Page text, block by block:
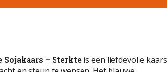
Sojakaars – Sterkte is een liefdevolle kaars